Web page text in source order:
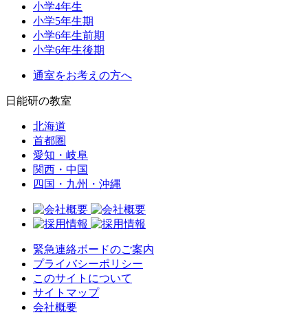
小学4年生
小学5年生期
小学6年生前期
小学6年生後期
通室をお考えの方へ
日能研の教室
北海道
首都圏
愛知・岐阜
関西・中国
四国・九州・沖縄
緊急連絡ボードのご案内
プライバシーポリシー
このサイトについて
サイトマップ
会社概要